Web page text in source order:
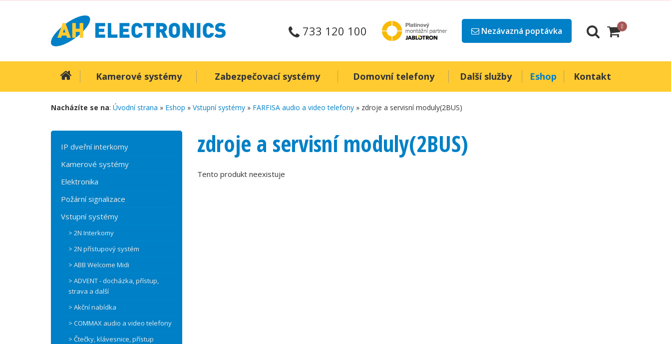
733 120 100 Nezávazná poptávka 0
Kamerové systémy Zabezpečovací systémy Domovní telefony Další služby Eshop Kontakt
Nacházíte se na: Úvodní strana » Eshop » Vstupní systémy » FARFISA audio a video telefony » zdroje a servisní moduly(2BUS)
IP dveřní interkomy
Kamerové systémy
Elektronika
Požární signalizace
Vstupní systémy
> 2N Interkomy
> 2N přístupový systém
> ABB Welcome Midi
> ADVENT - docházka, přístup,
strava a další
> Akční nabídka
> COMMAX audio a video telefony
> Čtečky, klávesnice, přístup
zdroje a servisní moduly(2BUS)
Tento produkt neexistuje